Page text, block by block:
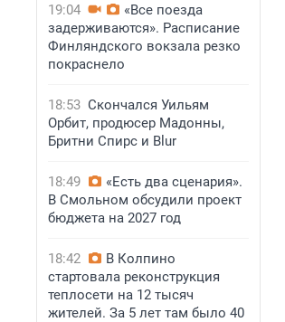
19:04
«Все поезда
задерживаются». Расписание
Финляндского вокзала резко
покраснело
18:53 Скончался Уильям
Орбит, продюсер Мадонны,
Бритни Спирс и Blur
18:49
«Есть два сценария».
В Смольном обсудили проект
бюджета на 2027 год
18:42
В Колпино
стартовала реконструкция
теплосети на 12 тысяч
жителей. За 5 лет там было 40